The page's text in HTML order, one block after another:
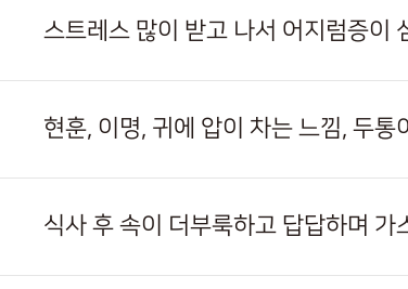
스트레스 많이 받고 나서 어지럼증이
현훈, 이명, 귀에 압이 차는 느낌, 두통
식사 후 속이 더부룩하고 답답하며 가